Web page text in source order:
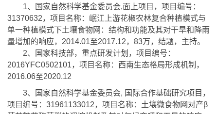
1、国家自然科学基金委员会,面上项目，项目编号：
31370632，项目名称：岷江上游花椒农林复合种植模式与
单一种植模式下土壤食物网：结构和功能及其对干旱和降雨
量增加的响应，2014.01至2017.12，83万，结题，主持。
2、国家科技部，重点研发计划，项目编号：
2016YFC0502101，项目名称：西南生态格局形成机制，
2016.06至2020.12
3、国家自然科学基金委员会, 国际合作基础研究项目，
项目编号：31961133012，项目名称：土壤微食物网对产β